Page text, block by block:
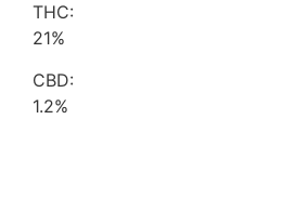
THC:
21%
CBD:
1.2%